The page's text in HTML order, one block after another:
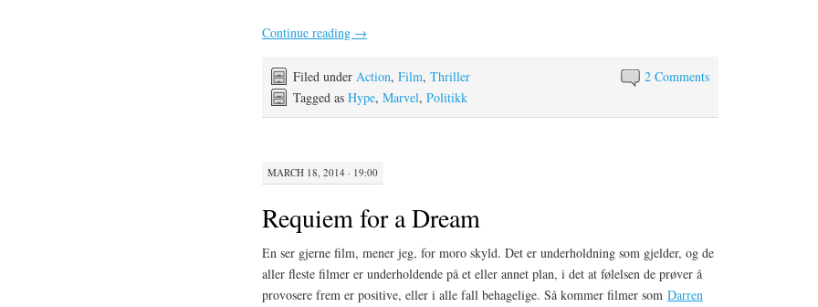
Continue reading →
2 Comments
Filed under Action, Film, Thriller
Tagged as Hype, Marvel, Politikk
MARCH 18, 2014 · 19:00
Requiem for a Dream
En ser gjerne film, mener jeg, for moro skyld. Det er underholdning som gjelder, og de
aller fleste filmer er underholdende på et eller annet plan, i det at følelsen de prøver å
provosere frem er positive, eller i alle fall behagelige. Så kommer filmer som Darren